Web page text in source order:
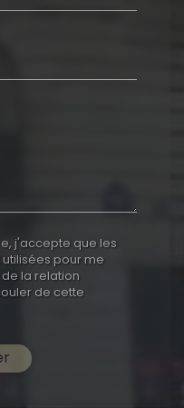
j'accepte que les
pour me
la relation
de cette